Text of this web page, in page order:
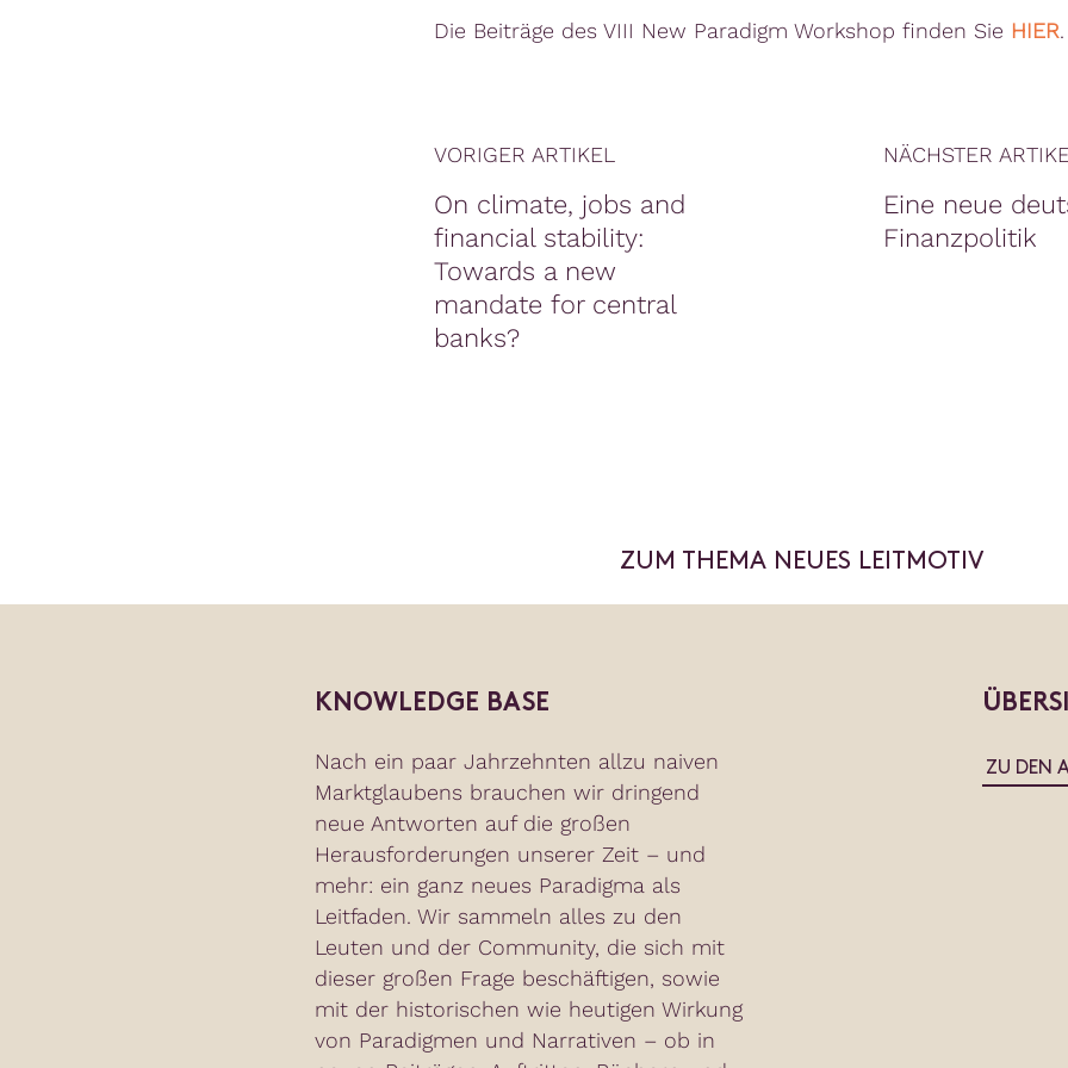
Die Beiträge des VIII New Paradigm Workshop finden Sie HIER.
VORIGER ARTIKEL
On climate, jobs and
financial stability:
Towards a new
mandate for central
banks?
NÄCHSTER
Eine neue
Finanzpolitik
ZUM THEMA NEUES LEITMOTIV
KNOWLEDGE BASE
Nach ein paar Jahrzehnten allzu naiven
Marktglaubens brauchen wir dringend
neue Antworten auf die großen
Herausforderungen unserer Zeit – und
mehr: ein ganz neues Paradigma als
Leitfaden. Wir sammeln alles zu den
Leuten und der Community, die sich mit
dieser großen Frage beschäftigen, sowie
mit der historischen wie heutigen Wirkung
von Paradigmen und Narrativen – ob in
ZU DEN